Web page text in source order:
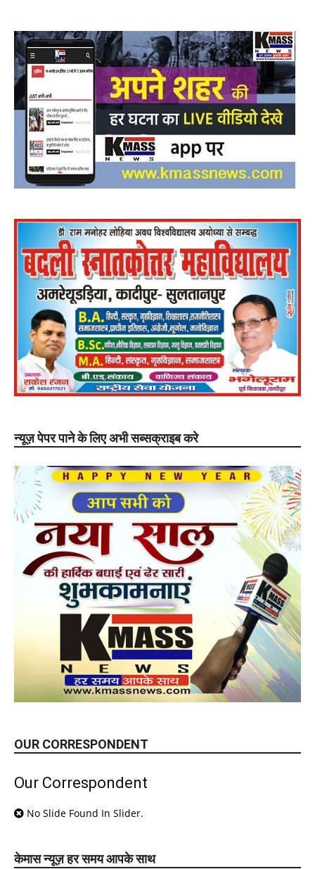
न्यूज़ पेपर पाने के लिए अभी सब्सक्राइब करे
OUR CORRESPONDENT
Our Correspondent
No Slide Found In Slider.
केमास न्यूज़ हर समय आपके साथ